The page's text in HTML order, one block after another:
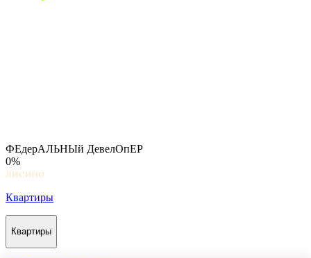
ФЕдерАЛЬНЫй ДевелОпЕР
0%
Квартиры
Квартиры